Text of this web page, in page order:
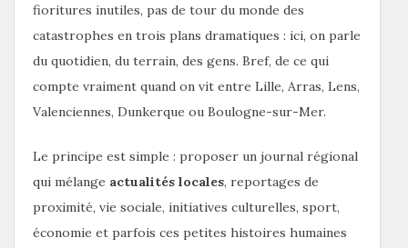
fioritures inutiles, pas de tour du monde des
catastrophes en trois plans dramatiques : ici, on parle
du quotidien, du terrain, des gens. Bref, de ce qui
compte vraiment quand on vit entre Lille, Arras, Lens,
Valenciennes, Dunkerque ou Boulogne-sur-Mer.
Le principe est simple : proposer un journal régional
qui mélange actualités locales, reportages de
proximité, vie sociale, initiatives culturelles, sport,
économie et parfois ces petites histoires humaines